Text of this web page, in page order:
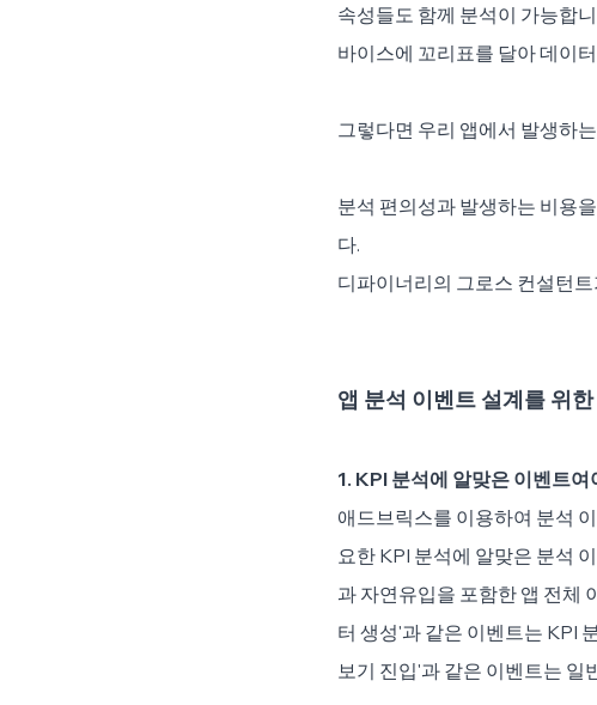
속성들도 함께 분석이 가능합
바이스에 꼬리표를 달아 데이
그렇다면 우리 앱에서 발생하
분석 편의성과 발생하는 비용
다.
디파이너리의 그로스 컨설턴
앱 분석 이벤트 설계를 위
1. KPI 분석에 알맞은 이벤트여
애드브릭스를 이용하여 분석
요한 KPI 분석에 알맞은 분석
과 자연유입을 포함한 앱 전체
터 생성'과 같은 이벤트는 KPI
보기 진입'과 같은 이벤트는 일